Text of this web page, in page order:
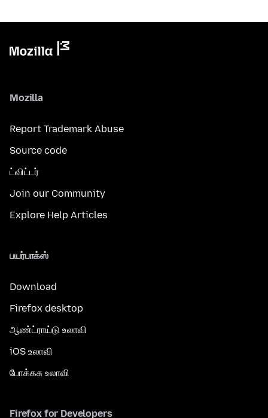
Mozilla
Report Trademark Abuse
Source code
ட்விட்டர்
Join our Community
Explore Help Articles
பயர்பாக்ஸ்
Download
Firefox desktop
ஆண்ட்ராய்டு உலாவி
iOS உலாவி
போக்கசு உலாவி
Firefox for Developers